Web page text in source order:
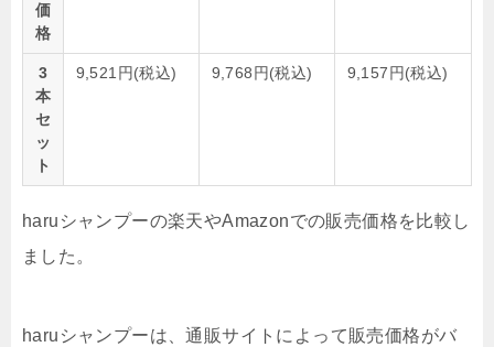
価
格
3
本
セ
ッ
ト
9,521円(税込) 9,768円(税込) 9,157円(税込)
haruシャンプーの楽天やAmazonでの販売価格を比較し
ました。
haruシャンプーは、通販サイトによって販売価格がバ